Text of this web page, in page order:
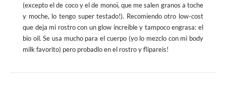
(excepto el de coco y el de monoï, que me salen granos a toche
y moche, lo tengo super testado!). Recomiendo otro low-cost
que deja mi rostro con un glow increíble y tampoco engrasa: el
bio oil. Se usa mucho para el cuerpo (yo lo mezclo con mi body
milk favorito) pero probadlo en el rostro y flipareis!